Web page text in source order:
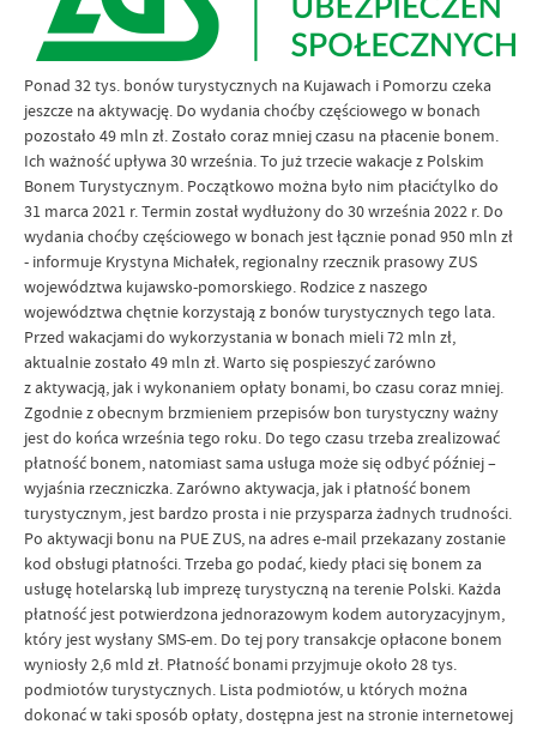
Ponad 32 tys. bonów turystycznych na Kujawach i Pomorzu czeka
jeszcze na aktywację. Do wydania choćby częściowego w bonach
pozostało 49 mln zł. Zostało coraz mniej czasu na płacenie bonem.
Ich ważność upływa 30 września. To już trzecie wakacje z Polskim
Bonem Turystycznym. Początkowo można było nim płacićtylko do
31 marca 2021 r. Termin został wydłużony do 30 września 2022 r. Do
wydania choćby częściowego w bonach jest łącznie ponad 950 mln zł
- informuje Krystyna Michałek, regionalny rzecznik prasowy ZUS
województwa kujawsko-pomorskiego. Rodzice z naszego
województwa chętnie korzystają z bonów turystycznych tego lata.
Przed wakacjami do wykorzystania w bonach mieli 72 mln zł,
aktualnie zostało 49 mln zł. Warto się pospieszyć zarówno
z aktywacją, jak i wykonaniem opłaty bonami, bo czasu coraz mniej.
Zgodnie z obecnym brzmieniem przepisów bon turystyczny ważny
jest do końca września tego roku. Do tego czasu trzeba zrealizować
płatność bonem, natomiast sama usługa może się odbyć później –
wyjaśnia rzeczniczka. Zarówno aktywacja, jak i płatność bonem
turystycznym, jest bardzo prosta i nie przysparza żadnych trudności.
Po aktywacji bonu na PUE ZUS, na adres e-mail przekazany zostanie
kod obsługi płatności. Trzeba go podać, kiedy płaci się bonem za
usługę hotelarską lub imprezę turystyczną na terenie Polski. Każda
płatność jest potwierdzona jednorazowym kodem autoryzacyjnym,
który jest wysłany SMS-em. Do tej pory transakcje opłacone bonem
wyniosły 2,6 mld zł. Płatność bonami przyjmuje około 28 tys.
podmiotów turystycznych. Lista podmiotów, u których można
dokonać w taki sposób opłaty, dostępna jest na stronie internetowej